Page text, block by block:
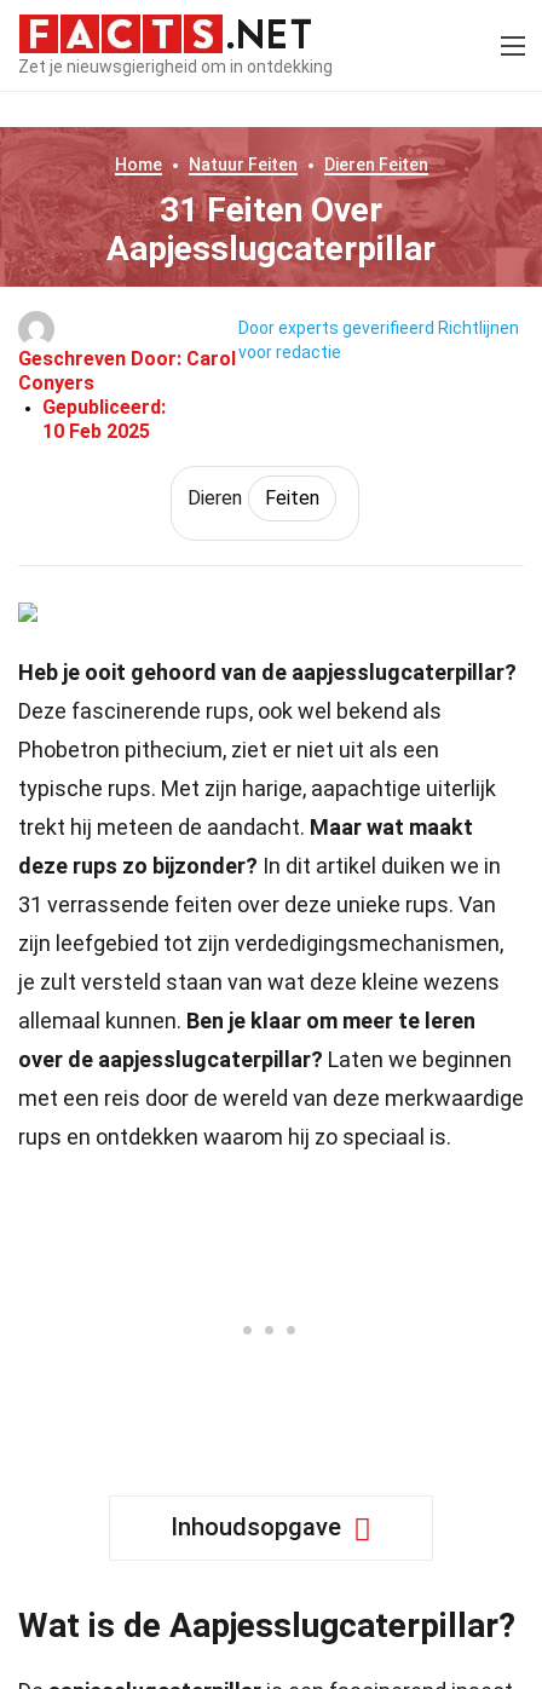
Zet je nieuwsgierigheid om in ontdekking
Home Natuur Feiten Dieren Feiten
31 Feiten Over
Aapjesslugcaterpillar
Geschreven Door: Carol
Conyers
Gepubliceerd:
10 Feb 2025
Door experts geverifieerd Richtlijnen
voor redactie
Dieren Feiten
Heb je ooit gehoord van de aapjesslugcaterpillar?
Deze fascinerende rups, ook wel bekend als
Phobetron pithecium, ziet er niet uit als een
typische rups. Met zijn harige, aapachtige uiterlijk
trekt hij meteen de aandacht. Maar wat maakt
deze rups zo bijzonder? In dit artikel duiken we in
31 verrassende feiten over deze unieke rups. Van
zijn leefgebied tot zijn verdedigingsmechanismen,
je zult versteld staan van wat deze kleine wezens
allemaal kunnen. Ben je klaar om meer te leren
over de aapjesslugcaterpillar? Laten we beginnen
met een reis door de wereld van deze merkwaardige
rups en ontdekken waarom hij zo speciaal is.
Inhoudsopgave
Wat is de Aapjesslugcaterpillar?